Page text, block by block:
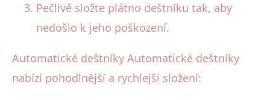
Pečlivě složte plátno deštníku tak, aby
nedošlo k jeho poškození.
Automatické deštníky Automatické deštníky
nabízí pohodlnější a rychlejší složení: